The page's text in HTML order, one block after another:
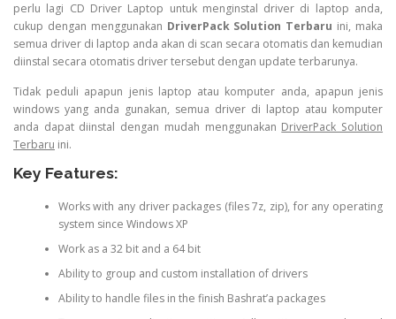
perlu lagi CD Driver Laptop untuk menginstal driver di laptop anda,
cukup dengan menggunakan DriverPack Solution Terbaru ini, maka
semua driver di laptop anda akan di scan secara otomatis dan kemudian
diinstal secara otomatis driver tersebut dengan update terbarunya.
Tidak peduli apapun jenis laptop atau komputer anda, apapun jenis
windows yang anda gunakan, semua driver di laptop atau komputer
anda dapat diinstal dengan mudah menggunakan DriverPack Solution
Terbaru ini.
Key Features:
Works with any driver packages (files 7z, zip), for any operating
system since Windows XP
Work as a 32 bit and a 64 bit
Ability to group and custom installation of drivers
Ability to handle files in the finish Bashrat’a packages